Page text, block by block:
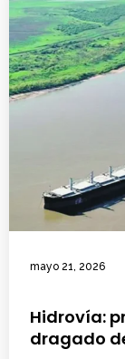
mayo 21, 2026
Hidrovía:
dragado